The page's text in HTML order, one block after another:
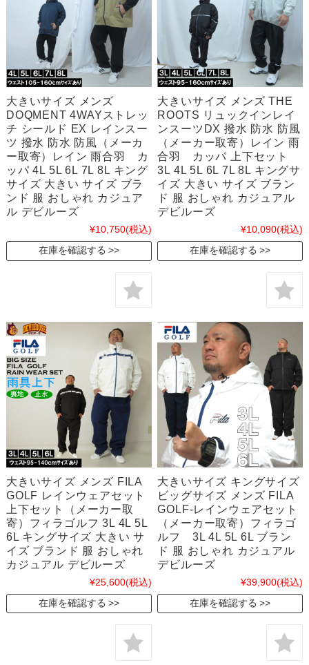
大きいサイズ メンズ
DOQMENT 4WAYストレッ
チ シールド EX レインスー
ツ 撥水 防水 防風（メーカ
ー取寄）レイン 雨合羽 カ
ッパ 4L 5L 6L 7L 8L キング
サイズ 大きい サイズ ブラ
ンド 服 おしゃれ カジュア
ル デビルーズ
¥10,750(税込)
在庫を確認する
大きいサイズ メンズ THE
ROOTS リュックインレイ
ンスーツDX 撥水 防水 防風
（メーカー取寄）レイン 雨
合羽 カッパ 上下セット
3L 4L 5L 6L 7L 8L キングサ
イズ 大きい サイズ ブラン
ド 服 おしゃれ カジュアル
デビルーズ
¥10,090(税込)
在庫を確認する
大きいサイズ メンズ FILA
GOLF レインウェアセット
上下セット（メーカー取
寄）フィラゴルフ 3L 4L 5L
6L キングサイズ 大きい サ
イズ ブランド 服 おしゃれ
カジュアル デビルーズ
¥25,600(税込)
在庫を確認する
大きいサイズ キングサイズ
ビッグサイズ メンズ FILA
GOLF-レインウェアセット
（メーカー取寄）フィラゴ
ルフ 3L 4L 5L 6L ブラン
ド 服 おしゃれ カジュアル
デビルーズ
¥39,900(税込)
在庫を確認する